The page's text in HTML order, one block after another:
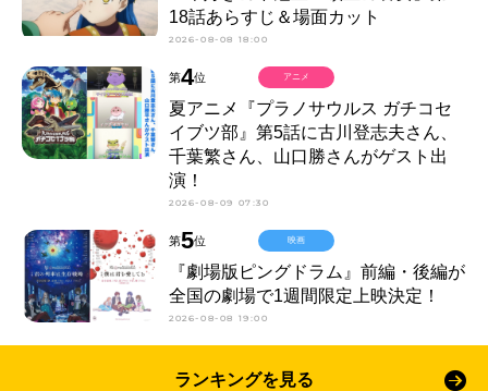
18話あらすじ＆場面カット
2026-08-08 18:00
第4位
夏アニメ『プラノサウルス ガチコセ
イブツ部』第5話に古川登志夫さん、
千葉繁さん、山口勝さんがゲスト出
演！
2026-08-09 07:30
アニメ
第5位
『劇場版ピングドラム』前編・後編が
全国の劇場で1週間限定上映決定！
2026-08-08 19:00
映画
ランキングを見る